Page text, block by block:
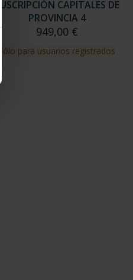
SUSCRIPCIÓN CAPITALES DE
PROVINCIA 4
949,00 €
Sólo para usuarios registrados